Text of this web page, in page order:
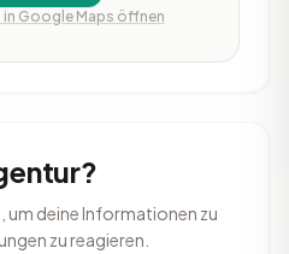
in Google Maps öffnen
um deine Informationen zu
zu reagieren.